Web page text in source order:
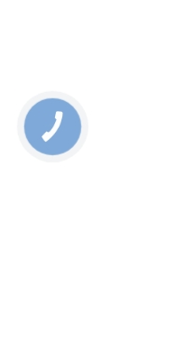
КНОПКА
СВЯЗИ